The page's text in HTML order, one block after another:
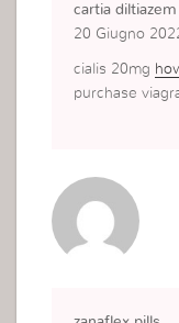
cartia diltiazem
20 Giugno
cialis 20mg
purchase